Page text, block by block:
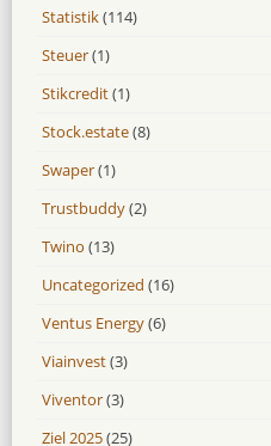
Statistik(114)
Steuer(1)
Stikcredit(1)
Stock.estate(8)
Swaper(1)
Trustbuddy(2)
Twino (13)
Uncategorized (16)
Ventus Energy(6)
Viainvest(3)
Viventor(3)
Ziel 2025(25)